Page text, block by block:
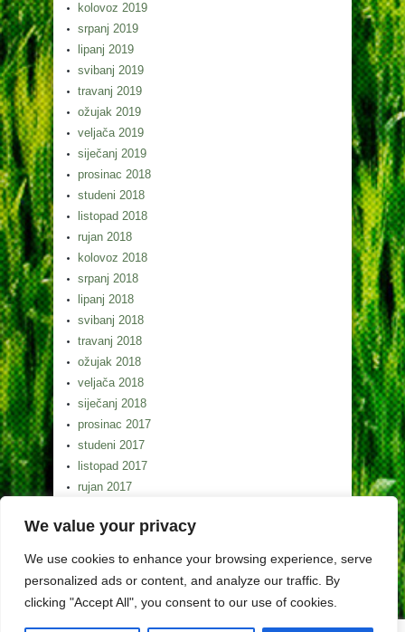
We value your privacy
We use cookies to enhance your browsing experience, serve
personalized ads or content, and analyze our traffic. By
clicking "Accept All", you consent to our use of cookies.
kolovoz 2019
srpanj 2019
lipanj 2019
svibanj 2019
travanj 2019
ožujak 2019
veljača 2019
siječanj 2019
prosinac 2018
studeni 2018
listopad 2018
rujan 2018
kolovoz 2018
srpanj 2018
lipanj 2018
svibanj 2018
travanj 2018
ožujak 2018
veljača 2018
siječanj 2018
prosinac 2017
studeni 2017
listopad 2017
rujan 2017
srpanj 2017